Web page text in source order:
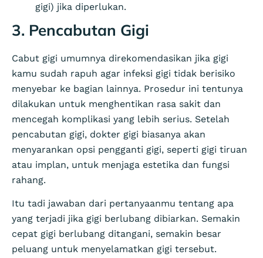
gigi) jika diperlukan.
3. Pencabutan Gigi
Cabut gigi umumnya direkomendasikan jika gigi
kamu sudah rapuh agar infeksi gigi tidak berisiko
menyebar ke bagian lainnya. Prosedur ini tentunya
dilakukan untuk menghentikan rasa sakit dan
mencegah komplikasi yang lebih serius. Setelah
pencabutan gigi, dokter gigi biasanya akan
menyarankan opsi pengganti gigi, seperti gigi tiruan
atau implan, untuk menjaga estetika dan fungsi
rahang.
Itu tadi jawaban dari pertanyaanmu tentang apa
yang terjadi jika gigi berlubang dibiarkan. Semakin
cepat gigi berlubang ditangani, semakin besar
peluang untuk menyelamatkan gigi tersebut.